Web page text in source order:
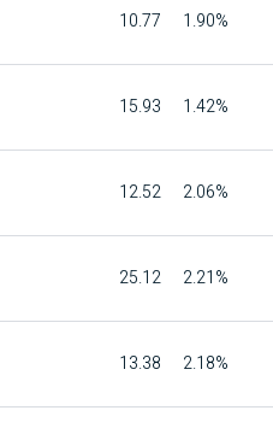
10.77 1.90%
15.93 1.42%
12.52 2.06%
25.12 2.21%
13.38 2.18%